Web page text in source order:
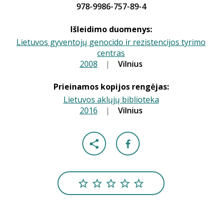
978-9986-757-89-4
Išleidimo duomenys:
Lietuvos gyventojų genocido ir rezistencijos tyrimo
centras
2008 | Vilnius
Prieinamos kopijos rengėjas:
Lietuvos aklųjų biblioteka
2016 | Vilnius